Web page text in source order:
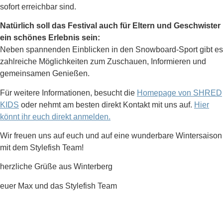
sofort erreichbar sind.
Natürlich soll das Festival auch für Eltern und Geschwister
ein schönes Erlebnis sein:
Neben spannenden Einblicken in den Snowboard-Sport gibt es
zahlreiche Möglichkeiten zum Zuschauen, Informieren und
gemeinsamen Genießen.
Für weitere Informationen, besucht die Homepage von SHRED
KIDS oder nehmt am besten direkt Kontakt mit uns auf. Hier
könnt ihr euch direkt anmelden.
Wir freuen uns auf euch und auf eine wunderbare Wintersaison
mit dem Stylefish Team!
herzliche Grüße aus Winterberg
euer Max und das Stylefish Team